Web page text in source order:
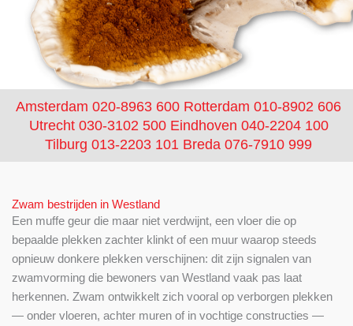
Amsterdam 020-8963 600 Rotterdam 010-8902 606
Utrecht 030-3102 500 Eindhoven 040-2204 100
Tilburg 013-2203 101 Breda 076-7910 999
Zwam bestrijden in Westland
Een muffe geur die maar niet verdwijnt, een vloer die op
bepaalde plekken zachter klinkt of een muur waarop steeds
opnieuw donkere plekken verschijnen: dit zijn signalen van
zwamvorming die bewoners van Westland vaak pas laat
herkennen. Zwam ontwikkelt zich vooral op verborgen plekken
— onder vloeren, achter muren of in vochtige constructies —